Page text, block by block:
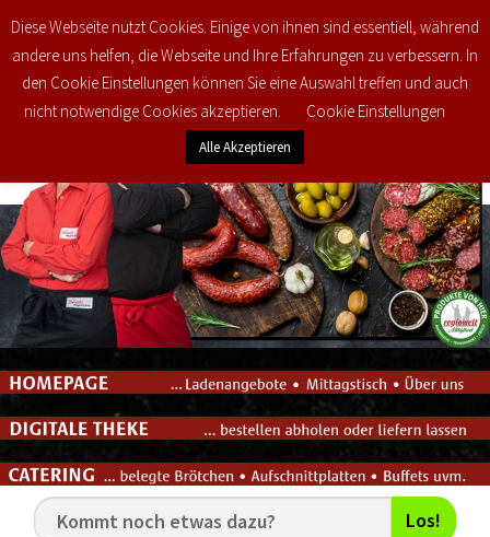
€0,00 0
Los!
Diese Webseite nutzt Cookies. Einige von ihnen sind essentiell, während
andere uns helfen, die Webseite und Ihre Erfahrungen zu verbessern. In
den Cookie Einstellungen können Sie eine Auswahl treffen und auch
nicht notwendige Cookies akzeptieren.
Cookie Einstellungen
Alle Akzeptieren